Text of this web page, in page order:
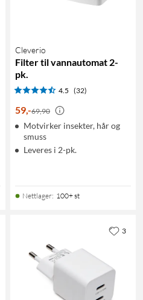
Cleverio
Filter til vannautomat 2-
pk.
4.5 (32)
59,-69,90
Motvirker insekter, hår og
smuss
Leveres i 2-pk.
Nettlager: 100+ st
3